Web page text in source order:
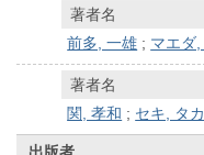
著者名
前多, 一雄 ; マエダ
著者名
関, 孝和 ; セキ, タ